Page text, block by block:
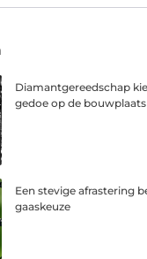
Diamantgereedschap
gedoe op de bouwplaats
Een stevige afrastering
gaaskeuze